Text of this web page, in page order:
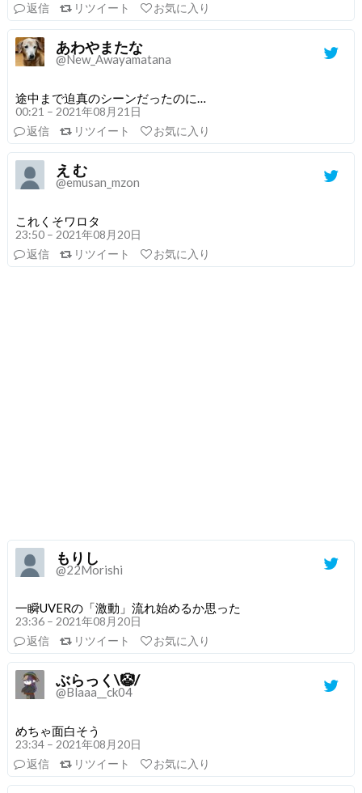
返信
リツイート お気に入り
あわやまたな
@New_Awayamatana
途中まで迫真のシーンだったのに…
00:21 – 2021年08月21日
返信
リツイート お気に入り
え む
@emusan_mzon
これくそワロタ
23:50 – 2021年08月20日
返信
リツイート お気に入り
もりし
@22Morishi
一瞬UVERの「激動」流れ始めるか思った
23:36 – 2021年08月20日
返信
リツイート お気に入り
ぶらっく\🤡/
@Blaaa__ck04
めちゃ面白そう
23:34 – 2021年08月20日
返信
リツイート お気に入り